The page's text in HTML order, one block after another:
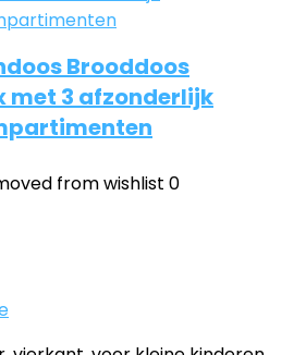
Brooddoos
met 3 afzonderlijk
from wishlist 0